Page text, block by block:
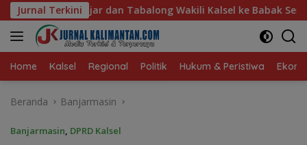
Langsung
ke
konten
Jurnal Terkini
Wakili Kalsel ke Babak Semifinal Gubernur Cup Road to
Home Kalsel Regional Politik Hukum & Peristiwa
Beranda Banjarmasin
Banjarmasin, DPRD Kalsel